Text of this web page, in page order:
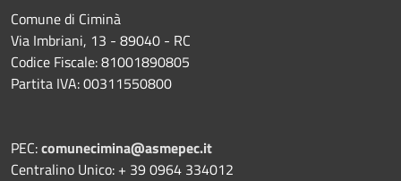
Comune di Ciminà
Via Imbriani, 13 - 89040 - RC
Codice Fiscale: 81001890805
Partita IVA: 00311550800
PEC:comunecimina@asmepec.it
Centralino Unico: + 39 0964 334012